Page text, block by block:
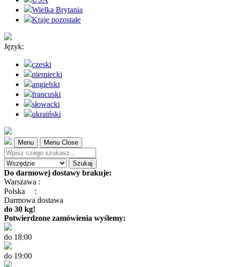
Wielka Brytania
Kraje pozostałe
Język:
czeski
niemiecki
angielski
francuski
słowacki
ukraiński
Menu Menu Close
Szukaj
Do darmowej dostawy brakuje:
Warszawa :
Polska
:
Darmowa dostawa
do 30 kg!
Potwierdzone zamówienia wyślemy:
do 18:00
do 19:00